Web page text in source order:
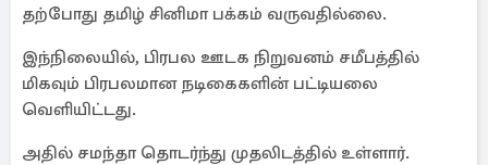
தற்போது தமிழ் சினிமா பக்கம் வருவதில்லை.
இந்நிலையில், பிரபல ஊடக நிறுவனம் சமீபத்தில்
மிகவும் பிரபலமான நடிகைகளின் பட்டியலை
வெளியிட்டது.
அதில் சமந்தா தொடர்ந்து முதலிடத்தில் உள்ளார்.